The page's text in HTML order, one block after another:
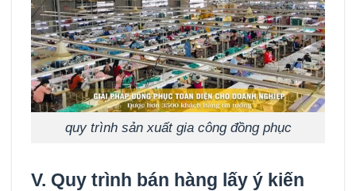
quy trình sản xuất gia công đồng phục
V. Quy trình bán hàng lấy ý kiến